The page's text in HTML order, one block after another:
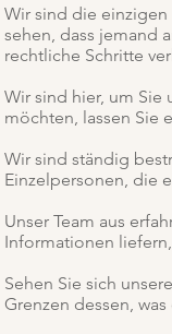
Wir sind die
sehen, dass jemand
rechtliche Schritte
Wir sind hier, um Sie
möchten, lassen Sie
Wir sind ständig
Einzelpersonen, die
Unser Team aus
Informationen
Sehen Sie sich
Grenzen dessen,